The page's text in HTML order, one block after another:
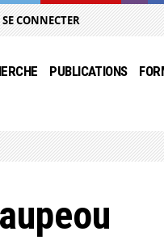
SE CONNECTER
PUBLICATIONS